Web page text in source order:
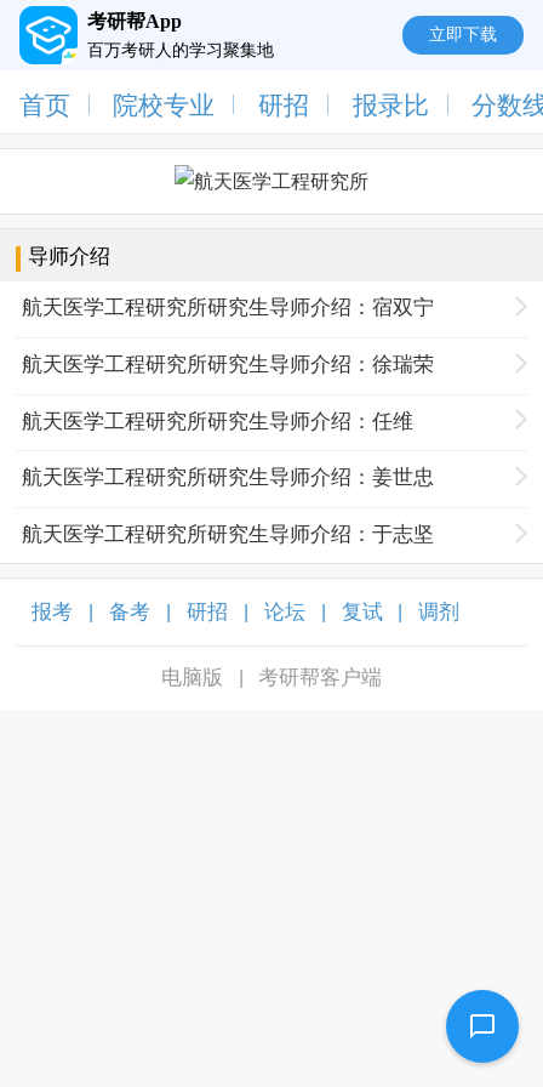
考研帮App
百万考研人的学习聚集地
立即下载
首页 院校专业 研招 报录比 分数
导师介绍
航天医学工程研究所研究生导师介绍：宿双宁
航天医学工程研究所研究生导师介绍：徐瑞荣
航天医学工程研究所研究生导师介绍：任维
航天医学工程研究所研究生导师介绍：姜世忠
航天医学工程研究所研究生导师介绍：于志坚
报考 备考 研招 论坛 复试 调剂
电脑版 考研帮客户端